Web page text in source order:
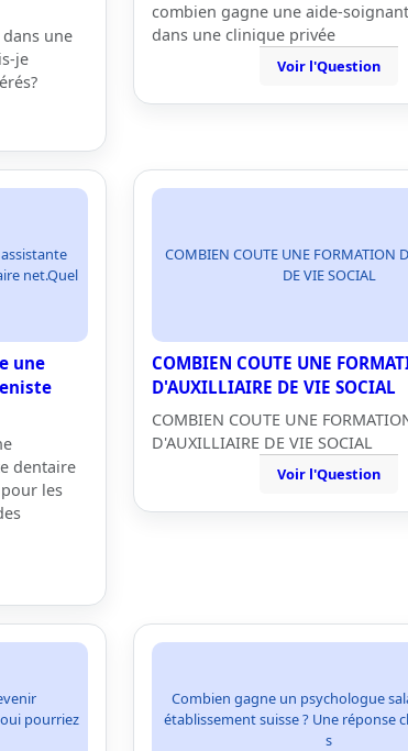
une
je
combien gagne une aide-
dans une clinique privée
Voir l'Question
net.Quel
une
dentaire
les
COMBIEN COUTE UNE FORMATION
DE VIE SOCIAL
COMBIEN COUTE UNE
D'AUXILLIAIRE DE VIE SOCIAL
COMBIEN COUTE UNE
D'AUXILLIAIRE DE VIE SOCIAL
Voir l'Question
pourriez
Combien gagne un psychologue
établissement suisse ? Une réponse
s